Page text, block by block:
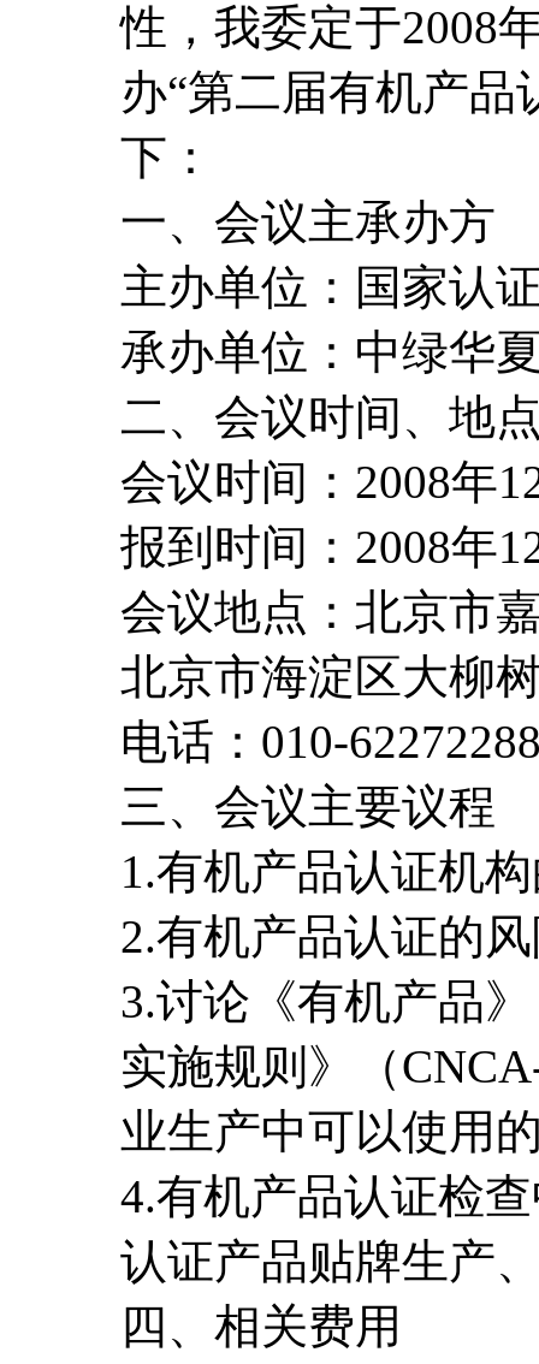
性，我委定于2008
办“第二届有机产
下：
一、会议主承办方
主办单位：国家认
承办单位：中绿华
二、会议时间、地
会议时间：2008年
报到时间：2008年
会议地点：北京市
北京市海淀区大柳
电话：010-
三、会议主要议程
1.有机产品认证机
2.有机产品认证的
3.讨论《有机产品
实施规则》（
业生产中可以使用
4.有机产品认证检
认证产品贴牌生产
四、相关费用